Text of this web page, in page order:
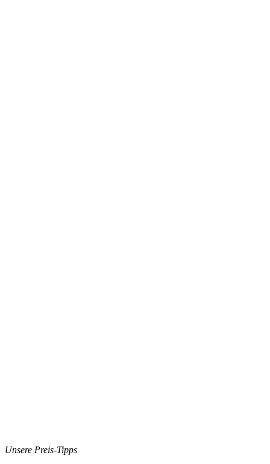
Unsere Preis-Tipps